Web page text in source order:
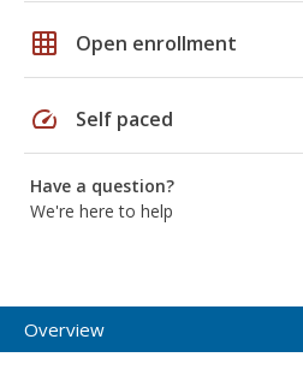
grid_on Open enrollment
speed Self paced
Have a question?
We're here to help
Overview